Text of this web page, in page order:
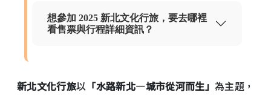
想參加 2025 新北文化行旅，要去哪裡
看售票與行程詳細資訊？
新北文化行旅以 「水路新北—城市從河而生」 為主題，